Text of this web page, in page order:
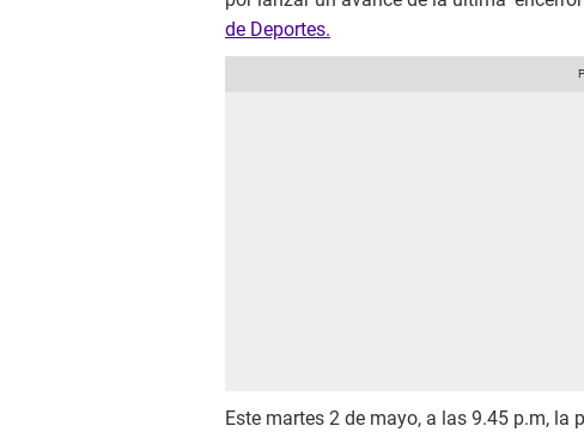
de Deportes.
Este martes 2 de mayo, a las 9.45 p.m, la